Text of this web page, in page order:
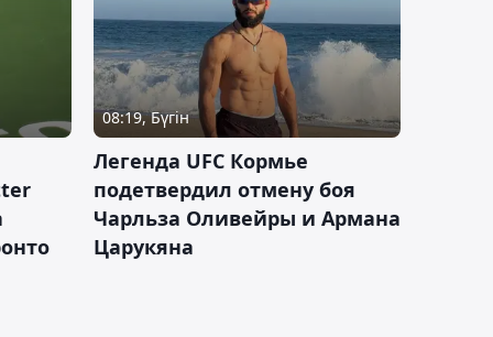
08:19, Бүгін
Легенда UFC Кормье
подетвердил отмену боя
Чарльза Оливейры и Армана
Царукяна